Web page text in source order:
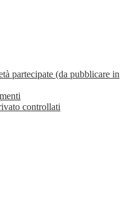
partecipate (da pubblicare in
controllati